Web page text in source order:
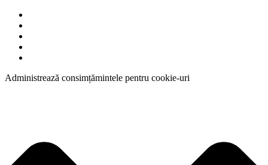
Administrează consimțămintele pentru cookie-uri